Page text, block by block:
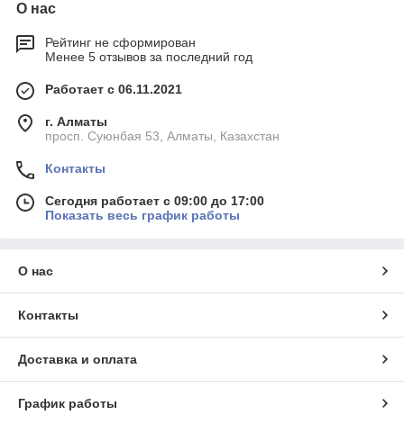
О нас
Рейтинг не сформирован
Менее 5 отзывов за последний год
Работает с 06.11.2021
г. Алматы
просп. Суюнбая 53, Алматы, Казахстан
Контакты
Сегодня работает с 09:00 до 17:00
Показать весь график работы
О нас
Контакты
Доставка и оплата
График работы